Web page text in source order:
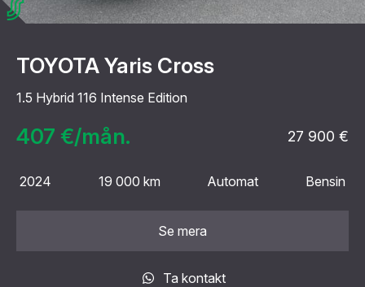
TOYOTA Yaris Cross
1.5 Hybrid 116 Intense Edition
407 €/mån. 27 900 €
2024 19 000 km Automat Bensin
Se mera
Ta kontakt